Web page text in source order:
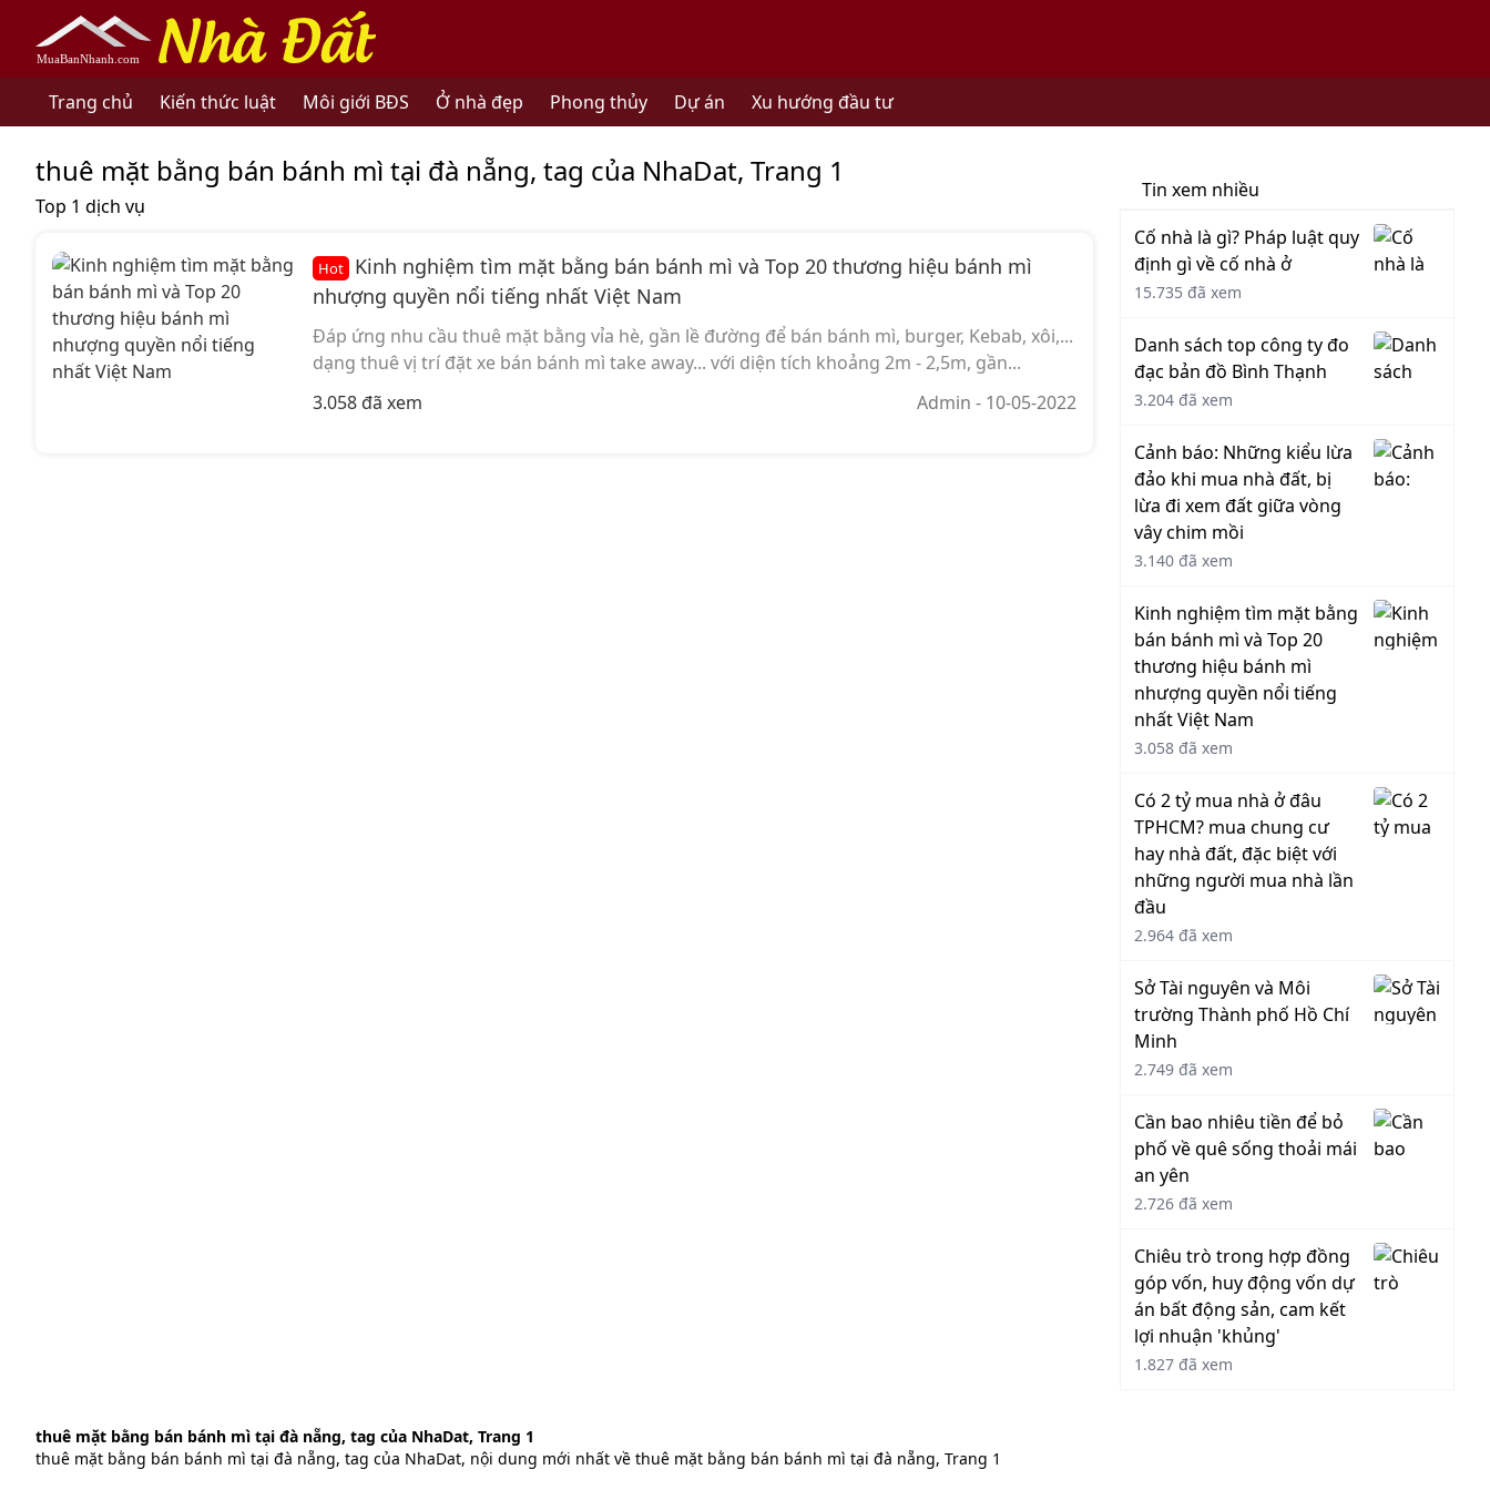
nhadat.muabannhanh.com
Trang chủ Kiến thức luật Môi giới BĐS Ở nhà đẹp Phong thủy Dự án Xu hướng đầu tư
thuê mặt bằng bán bánh mì tại đà nẵng, tag của NhaDat, Trang 1
Top 1 dịch vụ
Hot
Kinh nghiệm tìm mặt bằng bán bánh mì và Top 20 thương hiệu bánh mì
nhượng quyền nổi tiếng nhất Việt Nam
Đáp ứng nhu cầu thuê mặt bằng vỉa hè, gần lề đường để bán bánh mì, burger, Kebab, xôi,...
dạng thuê vị trí đặt xe bán bánh mì take away... với diện tích khoảng 2m - 2,5m, gần...
3.058 đã xem
Admin - 10-05-2022
Tin xem nhiều
Cố nhà là gì? Pháp luật quy
định gì về cố nhà ở
15.735 đã xem
Danh sách top công ty đo
đạc bản đồ Bình Thạnh
3.204 đã xem
Cảnh báo: Những kiểu lừa
đảo khi mua nhà đất, bị
lừa đi xem đất giữa vòng
vây chim mồi
3.140 đã xem
Kinh nghiệm tìm mặt bằng
bán bánh mì và Top 20
thương hiệu bánh mì
nhượng quyền nổi tiếng
nhất Việt Nam
3.058 đã xem
Có 2 tỷ mua nhà ở đâu
TPHCM? mua chung cư
hay nhà đất, đặc biệt với
những người mua nhà lần
đầu
2.964 đã xem
Sở Tài nguyên và Môi
trường Thành phố Hồ Chí
Minh
2.749 đã xem
Cần bao nhiêu tiền để bỏ
phố về quê sống thoải mái
an yên
2.726 đã xem
Chiêu trò trong hợp đồng
góp vốn, huy động vốn dự
án bất động sản, cam kết
lợi nhuận 'khủng'
1.827 đã xem
thuê mặt bằng bán bánh mì tại đà nẵng, tag của NhaDat, Trang 1
thuê mặt bằng bán bánh mì tại đà nẵng, tag của NhaDat, nội dung mới nhất về thuê mặt bằng bán bánh mì tại đà nẵng, Trang 1